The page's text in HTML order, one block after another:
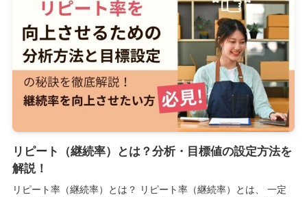
リピート（継続率）とは？分析・目標値の設定方法を
解説！
リピート率（継続率）とは？ リピート率（継続率）とは、 一定